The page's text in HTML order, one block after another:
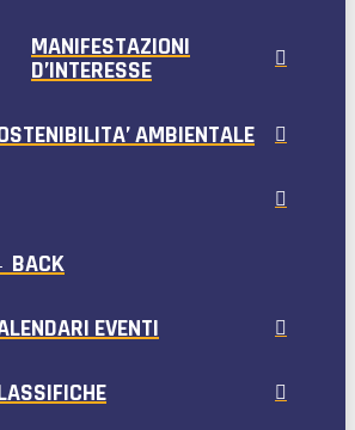
MANIFESTAZIONI
D’INTERESSE
AMBIENTALE
BACK
EVENTI